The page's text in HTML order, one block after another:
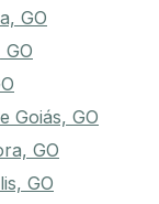
GO
Goiás, GO
GO
GO